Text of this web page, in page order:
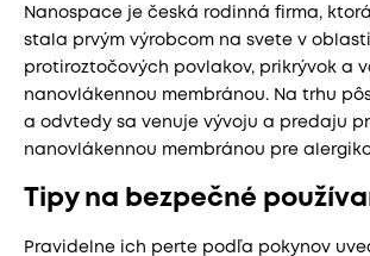
Nanospace je česká rodinná firma, ktorá
stala prvým výrobcom na svete v oblasti
protiroztočových povlakov, prikrývok a
nanovlákennou membránou. Na trhu
a odvtedy sa venuje vývoju a predaju
nanovlákennou membránou pre
Tipy na bezpečné
Pravidelne ich perte podľa pokynov